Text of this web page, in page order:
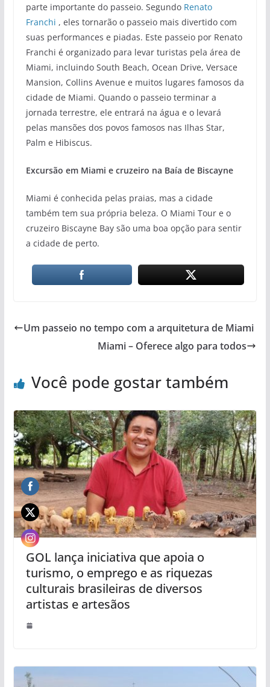
parte importante do passeio. Segundo Renato
Franchi , eles tornarão o passeio mais divertido com
suas performances e piadas. Este passeio por Renato
Franchi é organizado para levar turistas pela área de
Miami, incluindo South Beach, Ocean Drive, Versace
Mansion, Collins Avenue e muitos lugares famosos da
cidade de Miami. Quando o passeio terminar a
jornada terrestre, ele entrará na água e o levará
pelas mansões dos povos famosos nas Ilhas Star,
Palm e Hibiscus.
Excursão em Miami e cruzeiro na Baía de Biscayne
Miami é conhecida pelas praias, mas a cidade
também tem sua própria beleza. O Miami Tour e o
cruzeiro Biscayne Bay são uma boa opção para sentir
a cidade de perto.
Um passeio no tempo com a arquitetura de Miami
Miami – Oferece algo para todos
Você pode gostar também
GOL lança iniciativa que apoia o
turismo, o emprego e as riquezas
culturais brasileiras de diversos
artistas e artesãos